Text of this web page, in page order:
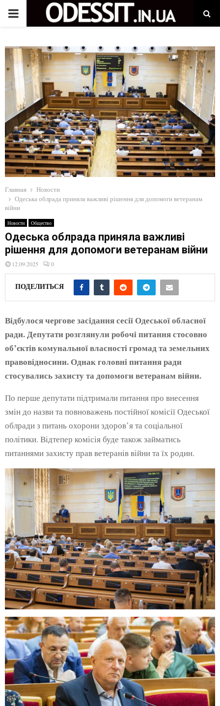
P
I
M
A
R
Y
M
E
N
U
Главная
Новости
Одеська облрада приняла важливі рішення для допомоги ветеранам
війни
Новости Общество
Одеська облрада приняла важливі
рішення для допомоги ветеранам війни
12.09.2025 0
ПОДЕЛИТЬСЯ
Відбулося чергове засідання сесії Одеської обласної
ради. Депутати розглянули робочі питання стосовно
об’єктів комунальної власності громад та земельних
правовідносини. Однак головні питання ради
стосувались захисту та допомоги ветеранам війни.
По перше депутати підтримали питання про внесення
змін до назви та повноважень постійної комісії Одеської
облради з питань охорони здоров’я та соціальної
політики. Відтепер комісія буде також займатись
питаннями захисту прав ветеранів війни та їх родин.